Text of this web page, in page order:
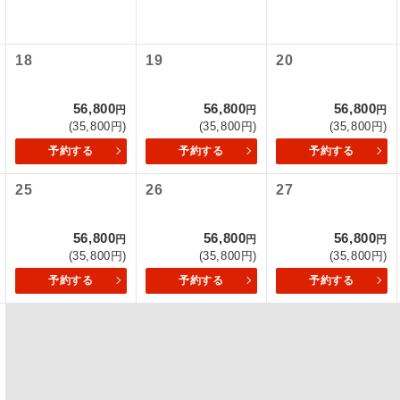
18
56,800円
(35,800円)
予約する
19
56,800円
(35,800円)
予約する
20
56,800円
(35,800円)
予約する
25
56,800円
(35,800円)
予約する
26
56,800円
(35,800円)
予約する
27
56,800円
(35,800円)
予約する
絶景スポットに立ち寄るコースです。
温泉地にも宿泊するコースです。
ご宿泊ホテルに大浴場が付いています。
全てのお食事が付いていますので、お食事の心